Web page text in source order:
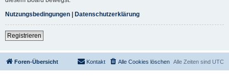
Nutzungsbedingungen | Datenschutzerklärung
Registrieren
Foren-Übersicht Alle Zeiten sind UTC
Alle Cookies löschen
Kontakt